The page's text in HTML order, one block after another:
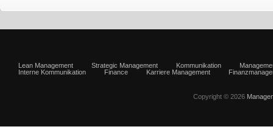
Lean Management Strategic Management Kommunikation
Interne Kommunikation
Finance Karriere Management
Copyright © 2026